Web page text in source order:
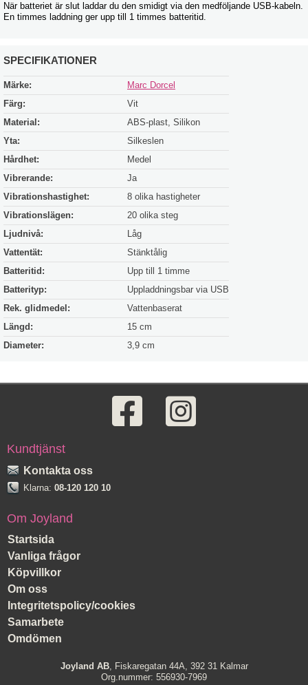
När batteriet är slut laddar du den smidigt via den medföljande USB-kabeln.
En timmes laddning ger upp till 1 timmes batteritid.
SPECIFIKATIONER
Märke:
Marc Dorcel
Färg:
Vit
Material:
ABS-plast, Silikon
Yta:
Silkeslen
Hårdhet:
Medel
Vibrerande:
Ja
Vibrationshastighet:
8 olika hastigheter
Vibrationslägen:
20 olika steg
Ljudnivå:
Låg
Vattentät:
Stänktålig
Batteritid:
Upp till 1 timme
Batterityp:
Uppladdningsbar via USB
Rek. glidmedel:
Vattenbaserat
Längd:
15 cm
Diameter:
3,9 cm
Kundtjänst
Kontakta oss
Klarna: 08-120 120 10
Om Joyland
Startsida
Vanliga frågor
Köpvillkor
Om oss
Integritetspolicy/cookies
Samarbete
Omdömen
Joyland AB, Fiskaregatan 44A, 392 31 Kalmar
Org.nummer: 556930-7969